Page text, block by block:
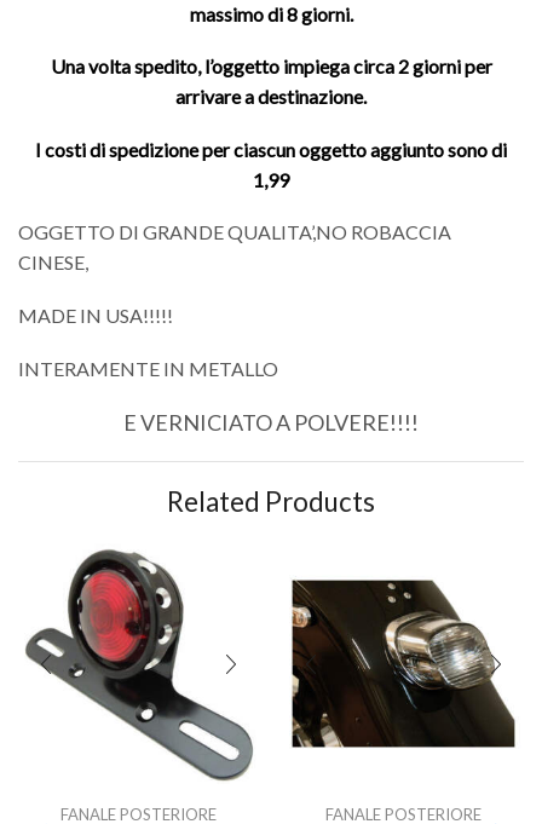
massimo di 8 giorni.
Una volta spedito, l’oggetto impiega circa 2 giorni per
arrivare a destinazione.
I costi di spedizione per ciascun oggetto aggiunto sono di
1,99
OGGETTO DI GRANDE QUALITA’,NO ROBACCIA
CINESE,
MADE IN USA!!!!!
INTERAMENTE IN METALLO
E VERNICIATO A POLVERE!!!!
Related Products
FANALE POSTERIORE FANALE POSTERIORE